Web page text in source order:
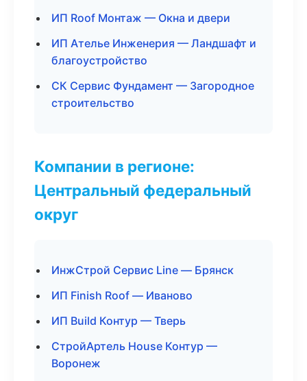
ИП Roof Монтаж — Окна и двери
ИП Ателье Инженерия — Ландшафт и
благоустройство
СК Сервис Фундамент — Загородное
строительство
Компании в регионе:
Центральный федеральный
округ
ИнжСтрой Сервис Line — Брянск
ИП Finish Roof — Иваново
ИП Build Контур — Тверь
СтройАртель House Контур —
Воронеж